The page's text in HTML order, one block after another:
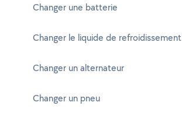
Changer une batterie
Changer le liquide de refroidissement
Changer un alternateur
Changer un pneu